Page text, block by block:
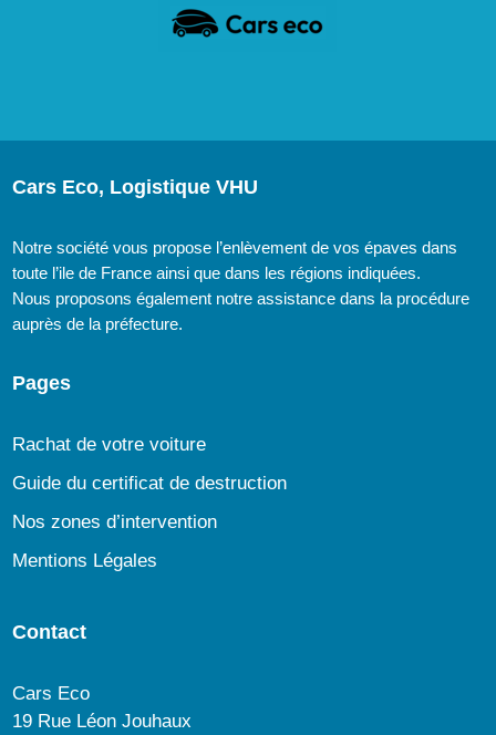
Cars Eco, Logistique VHU
Notre société vous propose l’enlèvement de vos épaves dans
toute l’ile de France ainsi que dans les régions indiquées.
Nous proposons également notre assistance dans la procédure
auprès de la préfecture.
Pages
Rachat de votre voiture
Guide du certificat de destruction
Nos zones d’intervention
Mentions Légales
Contact
Cars Eco
19 Rue Léon Jouhaux